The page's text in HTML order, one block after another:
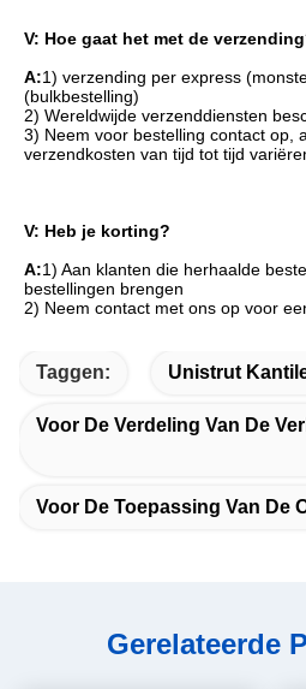
V: Hoe gaat het met de
A:1) verzending per express
(bulkbestelling)
2) Wereldwijde verzenddiensten
3) Neem voor bestelling contact op,
verzendkosten van tijd tot tijd
V: Heb je korting?
A:1) Aan klanten die herhaalde
bestellingen brengen
2) Neem contact met ons op voor
Taggen: Unistrut
Voor De Verdeling Van De
Voor De Toepassing Van De
Gerelateerde